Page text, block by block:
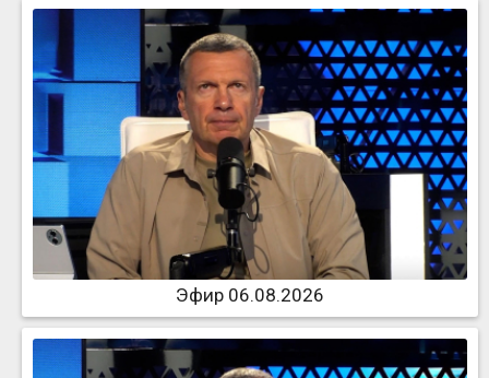
Эфир 06.08.2026